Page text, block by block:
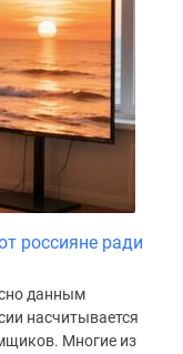
россияне ради
данным
насчитывается
Многие из